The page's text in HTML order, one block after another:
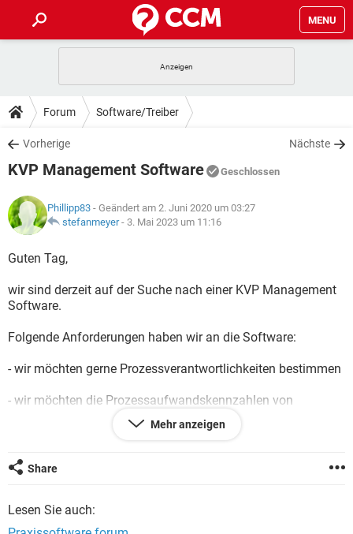
MENU
ANDROID IOS
WINDOWS 10
WHATSAPP TIKTOK
FACEBOOK
TIPPS & TRICKS
SPIELE
WHATSAPP TIKTOK
FACEBOOK
DOWNLOADS
SPIELE STREAMING
ANDROID
WINDOWS 10 INSTAGRAM
WHATSAPP
SPIELE STREAMING
ANDROID
WINDOWS 10
WHATSAPP TIKTOK
LEXIKON
SPIELE
WINDOWS 10
WHATSAPP TIKTOK
Forum Software/Treiber
Vorherige Nächste
KVP Management Software Geschlossen
Phillipp83 - Geändert am 2. Juni 2020 um 03:27
stefanmeyer- 3. Mai 2023 um 11:16
Guten Tag,
wir sind derzeit auf der Suche nach einer KVP Management
Software.
Folgende Anforderungen haben wir an die Software:
- wir möchten gerne Prozessverantwortlichkeiten bestimmen
- wir möchten die Prozessaufwandskennzahlen von
Mitarbeitern und Gruppen festhalten
gefunden. Kennt die jemand und kann mir dazu mehr
sagen?
Mehr anzeigen
Share
Lesen Sie auch: